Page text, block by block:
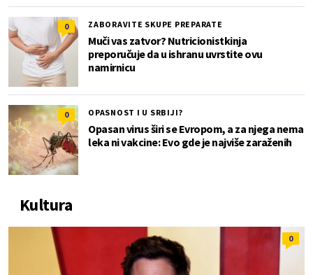
0 ZABORAVITE SKUPE PREPARATE
Muči vas zatvor? Nutricionistkinja
preporučuje da u ishranu uvrstite ovu
namirnicu
0 OPASNOST I U SRBIJI?
Opasan virus širi se Evropom, a za njega nema
leka ni vakcine: Evo gde je najviše zaraženih
Kultura
0